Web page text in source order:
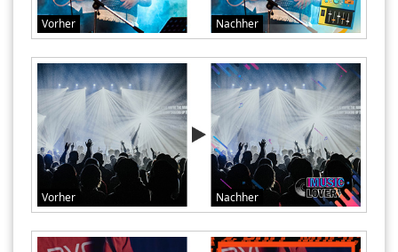
Vorher Nachher
Vorher Nachher